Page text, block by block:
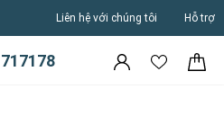
Liên hệ với chúng tôi Hỗ trợ